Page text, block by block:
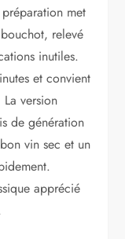
met
relevé
inutiles.
et convient
version
de génération
vin sec et un
apprécié